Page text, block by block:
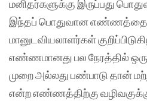
மனிதர்களுக்கு இருப்பது
இந்தப் பொதுவான எண்ணத்தை
மானுடவியலாளர்கள்
எண்ணமானது பல நேரத்தில்
முறை அல்லது பண்பாடு தான்
என்ற எண்ணத்திற்கு